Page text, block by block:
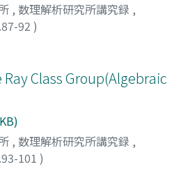
, 数理解析研究所講究録 ,
92 )
Class Group(Algebraic
, 数理解析研究所講究録 ,
101 )